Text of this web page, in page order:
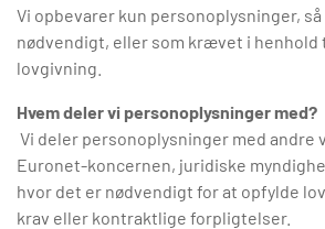
Vi opbevarer kun personoplysninger,
nødvendigt, eller som krævet i
lovgivning.
Hvem deler vi personoplysninger med?
Vi deler personoplysninger med andre
Euronet-koncernen, juridiske
hvor det er nødvendigt for at opfylde
krav eller kontraktlige forpligtelser.